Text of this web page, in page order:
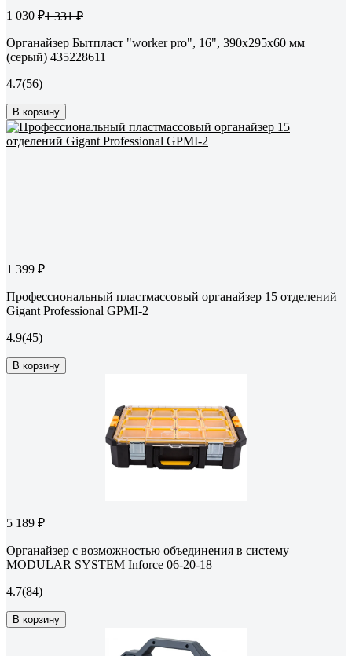
1 030 ₽1 331 ₽
Органайзер Бытпласт "worker pro", 16", 390x295x60 мм
(серый) 435228611
4.7(56)
В корзину
1 399 ₽
Профессиональный пластмассовый органайзер 15 отделений
Gigant Professional GPMI-2
4.9(45)
В корзину
5 189 ₽
Органайзер с возможностью объединения в систему
MODULAR SYSTEM Inforce 06-20-18
4.7(84)
В корзину